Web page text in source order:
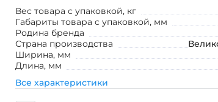
Вес товара с упаковкой, кг
Габариты товара с упаковкой, мм
Родина бренда
Страна производства
Ширина, мм
Длина, мм
Все характеристики